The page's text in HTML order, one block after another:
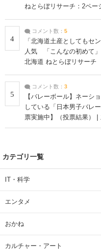
ねとらぼリサーチ：2ペー
4
コメント数： 5
「北海道土産としてもセ
人気 「こんなの初めて」
北海道 ねとらぼリサーチ
5
コメント数： 3
【バレーボール】ネーシ
している「日本男子バレ
票実施中】（投票結果） |
カテゴリ一覧
IT・科学
エンタメ
おかね
カルチャー・アート